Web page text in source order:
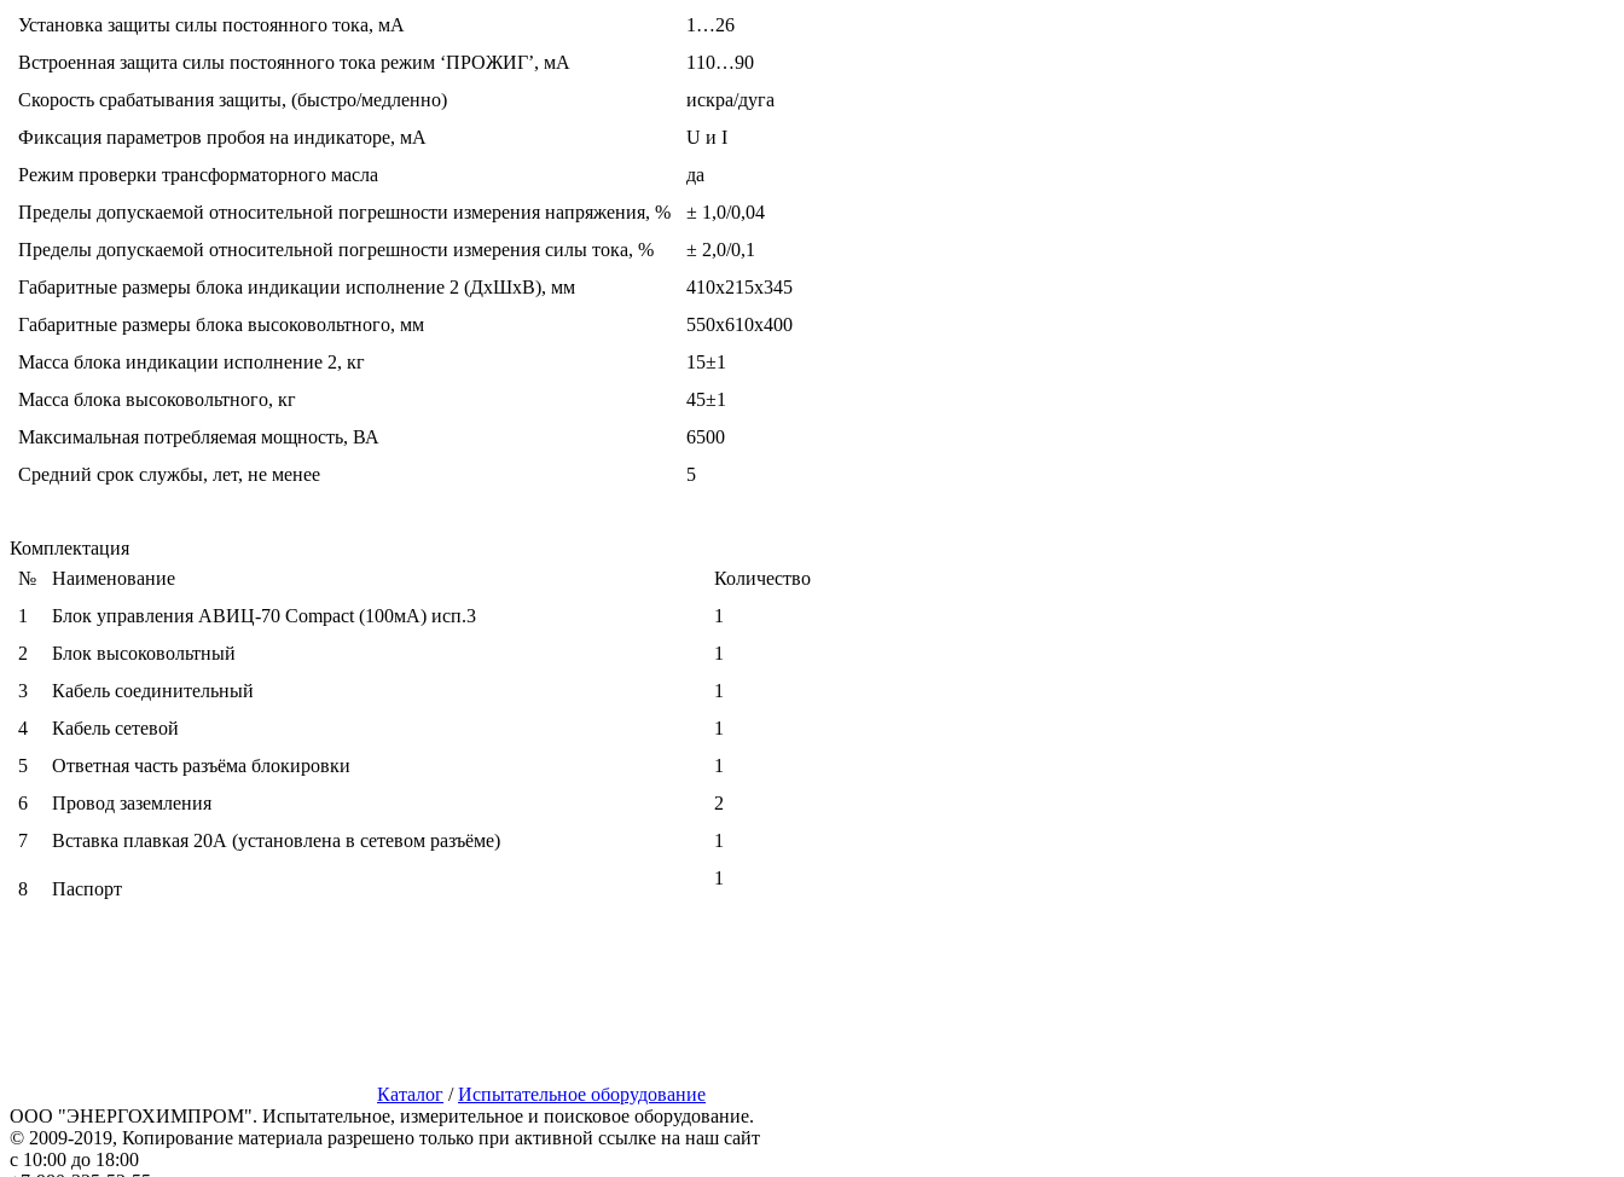
Установка защиты силы постоянного тока, мА
1…26
Встроенная защита силы постоянного тока режим ‘ПРОЖИГ’, мА
110…90
Скорость срабатывания защиты, (быстро/медленно)
искра/дуга
Фиксация параметров пробоя на индикаторе, мА
U и I
Режим проверки трансформаторного масла
да
Пределы допускаемой относительной погрешности измерения напряжения, %
± 1,0/0,04
Пределы допускаемой относительной погрешности измерения силы тока, %
± 2,0/0,1
Габаритные размеры блока индикации исполнение 2 (ДхШхВ), мм
410х215х345
Габаритные размеры блока высоковольтного, мм
550х610х400
Масса блока индикации исполнение 2, кг
15±1
Масса блока высоковольтного, кг
45±1
Максимальная потребляемая мощность, ВА
6500
Средний срок службы, лет, не менее
5
Комплектация
№
Наименование
Количество
1
Блок управления АВИЦ-70 Compact (100мА) исп.3
1
2
Блок высоковольтный
1
3
Кабель соединительный
1
4
Кабель сетевой
1
5
Ответная часть разъёма блокировки
1
6
Провод заземления
2
7
Вставка плавкая 20А (установлена в сетевом разъёме) 1
8 Паспорт
1
Каталог /Испытательное оборудование
ООО "ЭНЕРГОХИМПРОМ". Испытательное, измерительное и поисковое оборудование.
© 2009-2019, Копирование материала разрешено только при активной ссылке на наш сайт
с 10:00 до 18:00